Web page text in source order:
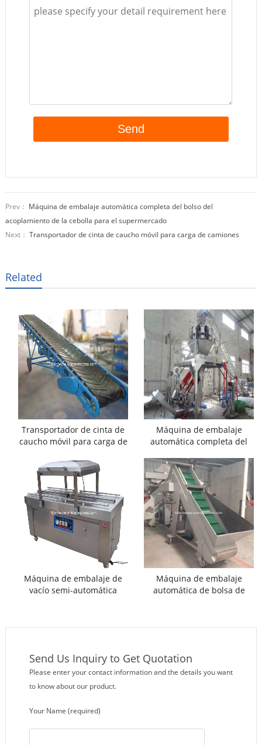
Prev： Máquina de embalaje automática completa del bolso del
acoplamiento de la cebolla para el supermercado
Next： Transportador de cinta de caucho móvil para carga de camiones
Related
Transportador de cinta de
caucho móvil para carga de
Máquina de embalaje
automática completa del
la cebolla para el
supermercado
Máquina de embalaje de
vacío semi-automática
Máquina de embalaje
automática de bolsa de
Send Us Inquiry to Get Quotation
Please enter your contact information and the details you want
to know about our product.
Your Name (required)